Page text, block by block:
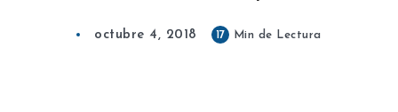
octubre 4, 2018 17 Min de Lectura